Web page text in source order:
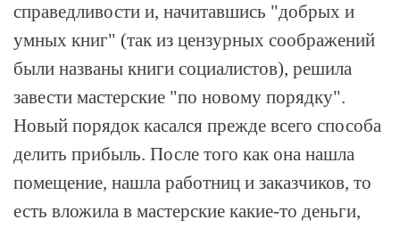
справедливости и, начитавшись "добрых и
умных книг" (так из цензурных соображений
были названы книги социалистов), решила
завести мастерские "по новому порядку".
Новый порядок касался прежде всего способа
делить прибыль. После того как она нашла
помещение, нашла работниц и заказчиков, то
есть вложила в мастерские какие-то деньги,